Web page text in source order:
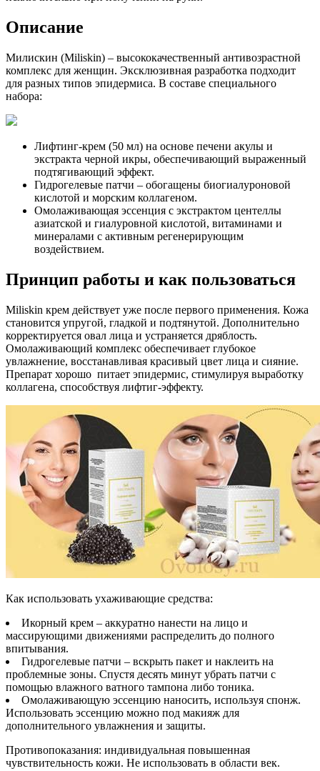
Описание
Милискин (Miliskin) – высококачественный антивозрастной
комплекс для женщин. Эксклюзивная разработка подходит
для разных типов эпидермиса. В составе специального
набора:
Лифтинг-крем (50 мл) на основе печени акулы и
экстракта черной икры, обеспечивающий выраженный
подтягивающий эффект.
Гидрогелевые патчи – обогащены биогиалуроновой
кислотой и морским коллагеном.
Омолаживающая эссенция с экстрактом центеллы
азиатской и гиалуровной кислотой, витаминами и
минералами с активным регенерирующим
воздействием.
Принцип работы и как пользоваться
Miliskin крем действует уже после первого применения. Кожа
становится упругой, гладкой и подтянутой. Дополнительно
корректируется овал лица и устраняется дряблость.
Омолаживающий комплекс обеспечивает глубокое
увлажнение, восстанавливая красивый цвет лица и сияние.
Препарат хорошо питает эпидермис, стимулируя выработку
коллагена, способствуя лифтиг-эффекту.
Как использовать ухаживающие средства:
Икорный крем – аккуратно нанести на лицо и
массирующими движениями распределить до полного
впитывания.
Гидрогелевые патчи – вскрыть пакет и наклеить на
проблемные зоны. Спустя десять минут убрать патчи с
помощью влажного ватного тампона либо тоника.
Омолаживающую эссенцию наносить, используя спонж.
Использовать эссенцию можно под макияж для
дополнительного увлажнения и защиты.
Противопоказания: индивидуальная повышенная
чувствительность кожи. Не использовать в области век.